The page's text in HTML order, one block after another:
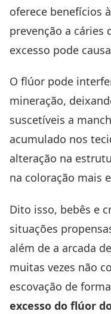
oferece benefícios
prevenção a cáries
excesso pode
O flúor pode
mineração,
suscetíveis a
acumulado nos
alteração na
na coloração mais
Dito isso, bebês e
situações
além de a arcada
muitas vezes não
escovação de
excesso do flúor